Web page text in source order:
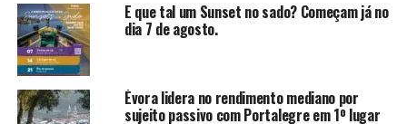
E que tal um Sunset no sado? Começam já no
dia 7 de agosto.
Évora lidera no rendimento mediano por
sujeito passivo com Portalegre em 1º lugar